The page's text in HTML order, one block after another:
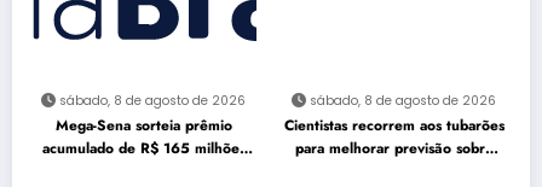
sábado, 8 de agosto de 2026
Mega-Sena sorteia prêmio
acumulado de R$ 165 milhões
sábado, 8 de agosto de 2026
Cientistas recorrem aos tubarões
para melhorar previsão sobre